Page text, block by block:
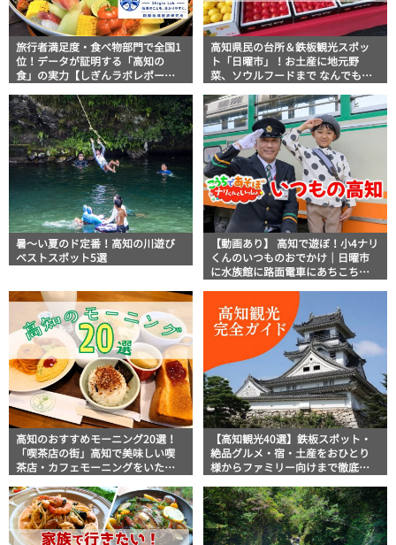
旅行者満足度・食べ物部門で全国1
位！データが証明する「高知の
食」の実力【しぎんラボレポー
高知県民の台所＆鉄板観光スポッ
ト「日曜市」！お土産に地元野
菜、ソウルフードまで なんでもそ
説！
暑～い夏のド定番！高知の川遊び
ベストスポット5選
【動画あり】 高知で遊ぼ！小4ナリ
くんのいつものおでかけ｜日曜市
に水族館に路面電車にあちこち巡
高知のおすすめモーニング20選！
「喫茶店の街」高知で美味しい喫
茶店・カフェモーニングをいただ
【高知観光40選】鉄板スポット・
絶品グルメ・宿・土産をおひとり
様からファミリー向けまで徹底解